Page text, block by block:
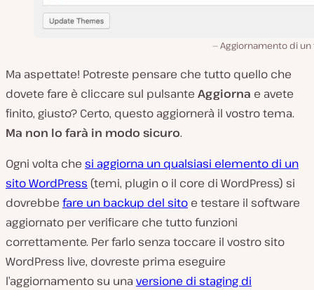
Aggiornamento di
Ma aspettate! Potreste pensare che tutto quello che
dovete fare è cliccare sul pulsante Aggiorna e avete
finito, giusto? Certo, questo aggiornerà il vostro tema.
Ma non lo farà in modo sicuro.
Ogni volta che si aggiorna un qualsiasi elemento di un
sito WordPress (temi, plugin o il core di WordPress) si
dovrebbe fare un backup del sito e testare il software
aggiornato per verificare che tutto funzioni
correttamente. Per farlo senza toccare il vostro sito
WordPress live, dovreste prima eseguire
l’aggiornamento su una versione di staging di